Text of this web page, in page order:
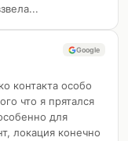
Google
контакта особо
что я прятался
для
локация конечно